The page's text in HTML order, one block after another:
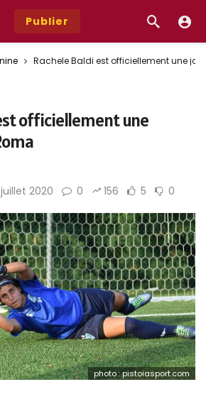
Publier
Rachele Baldi est officiellement une
officiellement une
2020 0 156 5 0
photo : pistoiasport.com